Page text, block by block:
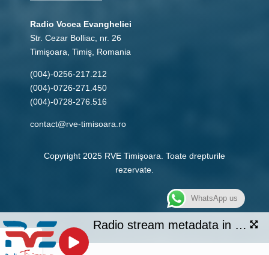
Radio Vocea Evangheliei
Str. Cezar Bolliac, nr. 26
Timişoara, Timiş, Romania
(004)-0256-217.212
(004)-0726-271.450
(004)-0728-276.516
contact@rve-timisoara.ro
Copyright 2025 RVE Timişoara. Toate drepturile
rezervate.
Radio stream metadata in not available.
WhatsApp us